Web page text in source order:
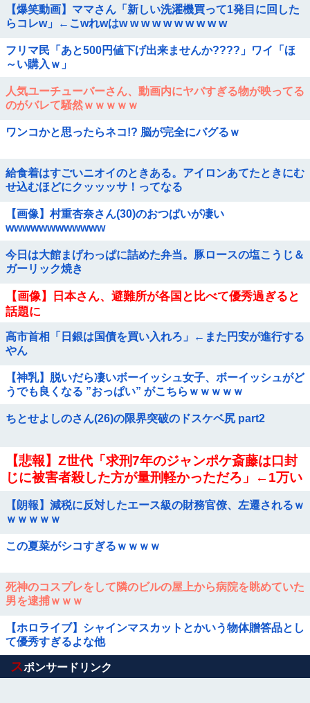
【爆笑動画】ママさん「新しい洗濯機買って1発目に回した
らコレw」←こwれwはw w w w w w w w w w
フリマ民「あと500円値下げ出来ませんか????」ワイ「ほ
～い購入ｗ」
人気ユーチューバーさん、動画内にヤバすぎる物が映ってる
のがバレて騒然ｗｗｗｗｗ
ワンコかと思ったらネコ!? 脳が完全にバグるｗ
給食着はすごいニオイのときある。アイロンあてたときにむ
せ込むほどにクッッッサ！ってなる
【画像】村重杏奈さん(30)のおつぱいが凄い
wwwwwwwwwwww
今日は大館まげわっぱに詰めた弁当。豚ロースの塩こうじ＆
ガーリック焼き
【画像】日本さん、避難所が各国と比べて優秀過ぎると
話題に
高市首相「日銀は国債を買い入れろ」←また円安が進行する
やん
【神乳】脱いだら凄いボーイッシュ女子、ボーイッシュがど
うでも良くなる ”おっぱい” がこちらｗｗｗｗｗ
ちとせよしのさん(26)の限界突破のドスケベ尻 part2
【悲報】Z世代「求刑7年のジャンポケ斎藤は口封
じに被害者殺した方が量刑軽かっただろ」←1万い
【朗報】減税に反対したエース級の財務官僚、左遷されるｗ
ｗｗｗｗｗ
この夏菜がシコすぎるｗｗｗｗ
死神のコスプレをして隣のビルの屋上から病院を眺めていた
男を逮捕ｗｗｗ
【ホロライブ】シャインマスカットとかいう物体贈答品とし
て優秀すぎるよな他
Powered by livedoor 相互RSS
スポンサードリンク